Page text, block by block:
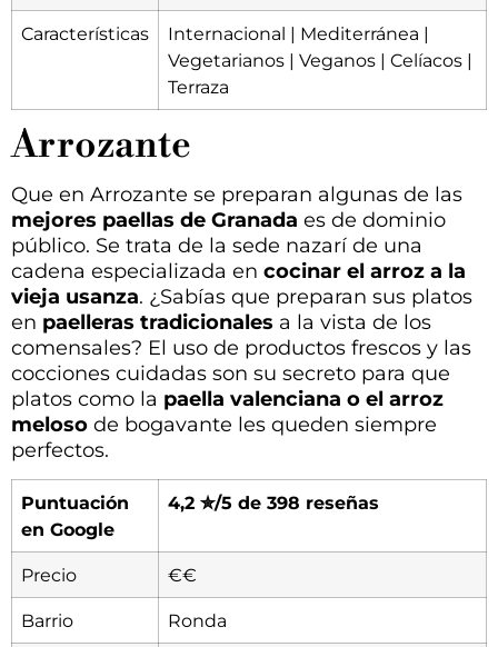
Características
Internacional | Mediterránea |
Vegetarianos | Veganos | Celíacos |
Terraza
Arrozante
Que en Arrozante se preparan algunas de las
mejores paellas de Granada es de dominio
público. Se trata de la sede nazarí de una
cadena especializada en cocinar el arroz a la
vieja usanza. ¿Sabías que preparan sus platos
en paelleras tradicionales a la vista de los
comensales? El uso de productos frescos y las
cocciones cuidadas son su secreto para que
platos como la paella valenciana o el arroz
meloso de bogavante les queden siempre
perfectos.
Puntuación
en Google
4,2 ✮/5 de 398 reseñas
Precio €€
Barrio Ronda